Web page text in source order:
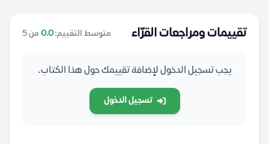
تقييمات ومراجعات القرّاء متوسط التقييم:0.0 من 5
يجب تسجيل الدخول لإضافة تقييمك حول هذا الكتاب.
تسجيل الدخول